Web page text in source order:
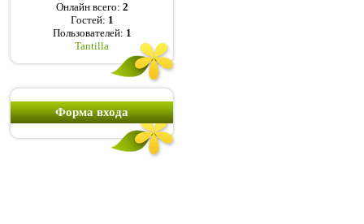
Онлайн всего: 2
Гостей: 1
Пользователей: 1
Tantilla
Форма входа